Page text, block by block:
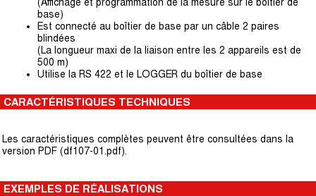
base)
Est connecté au boîtier de base par un câble 2 paires
blindées
(La longueur maxi de la liaison entre les 2 appareils est de
500 m)
Utilise la RS 422 et le LOGGER du boîtier de base
CARACTÉRISTIQUES TECHNIQUES
Les caractéristiques complètes peuvent être consultées dans la
version PDF (df107-01.pdf).
EXEMPLES DE RÉALISATIONS